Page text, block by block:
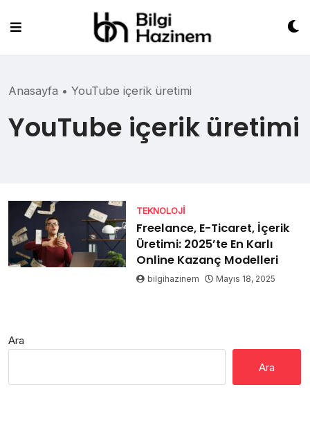
content
Anasayfa • YouTube içerik üretimi
YouTube içerik üretimi
TEKNOLOJI
Freelance, E-Ticaret, İçerik
Üretimi: 2025’te En Karlı
Online Kazanç Modelleri
bilgihazinem Mayıs 18, 2025
Ara
Ara